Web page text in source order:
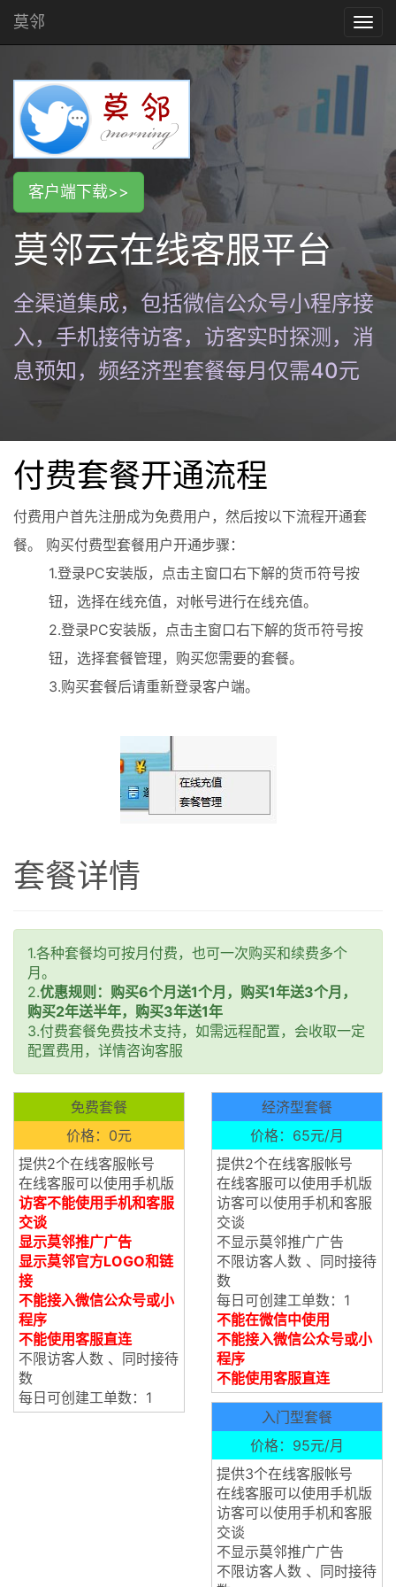
莫邻
客户端下载>>
莫邻云在线客服平台
全渠道集成，包括微信公众号小程序接
入，手机接待访客，访客实时探测，消
息预知，频经济型套餐每月仅需40元
付费套餐开通流程
付费用户首先注册成为免费用户，然后按以下流程开通套
餐。 购买付费型套餐用户开通步骤：
1.登录PC安装版，点击主窗口右下解的货币符号按
钮，选择在线充值，对帐号进行在线充值。
2.登录PC安装版，点击主窗口右下解的货币符号按
钮，选择套餐管理，购买您需要的套餐。
3.购买套餐后请重新登录客户端。
套餐详情
1.各种套餐均可按月付费，也可一次购买和续费多个
月。
2.优惠规则：购买6个月送1个月，购买1年送3个月，
购买2年送半年，购买3年送1年
3.付费套餐免费技术支持，如需远程配置，会收取一定
配置费用，详情咨询客服
免费套餐
价格：0元
提供2个在线客服帐号
在线客服可以使用手机版
访客不能使用手机和客服
交谈
显示莫邻推广广告
显示莫邻官方LOGO和链
接
不能接入微信公众号或小
程序
不能使用客服直连
不限访客人数 、同时接待
数
每日可创建工单数：1
经济型套餐
价格：65元/月
提供2个在线客服帐号
在线客服可以使用手机版
访客可以使用手机和客服
交谈
不显示莫邻推广广告
不限访客人数 、同时接待
数
每日可创建工单数：1
不能在微信中使用
不能接入微信公众号或小
程序
不能使用客服直连
入门型套餐
价格：95元/月
提供3个在线客服帐号
在线客服可以使用手机版
访客可以使用手机和客服
交谈
不显示莫邻推广广告
不限访客人数 、同时接待